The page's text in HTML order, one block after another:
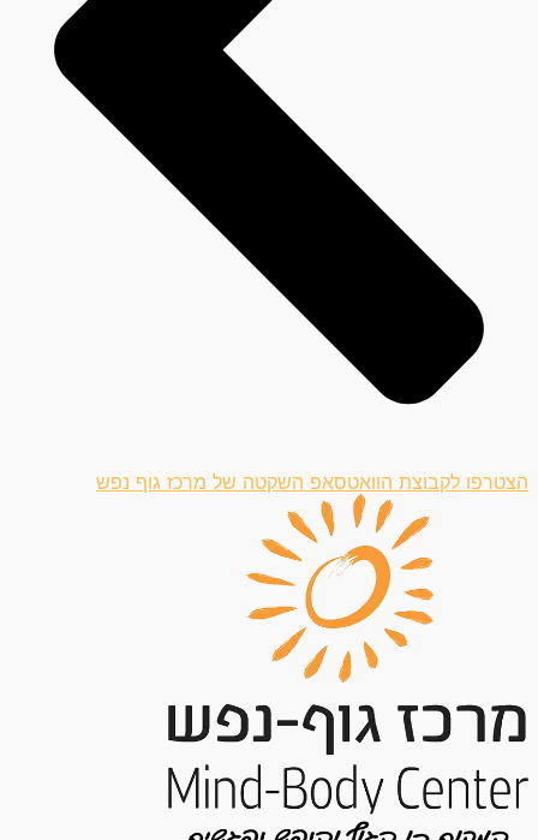
הצטרפו לקבוצת הוואטסאפ השקטה של מרכז גוף נפש